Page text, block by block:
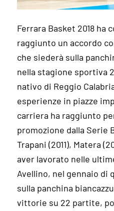
Ferrara Basket 2018 ha
raggiunto un accordo
che siederà sulla
nella stagione sportiva
nativo di Reggio
esperienze in piazze
carriera ha raggiunto
promozione dalla Serie
Trapani (2011), Matera
aver lavorato nelle
Avellino, nel gennaio di
sulla panchina
vittorie su 22 partite,